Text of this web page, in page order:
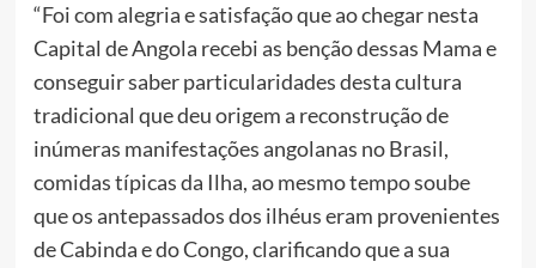
“Foi com alegria e satisfação que ao chegar nesta
Capital de Angola recebi as benção dessas Mama e
conseguir saber particularidades desta cultura
tradicional que deu origem a reconstrução de
inúmeras manifestações angolanas no Brasil,
comidas típicas da Ilha, ao mesmo tempo soube
que os antepassados dos ilhéus eram provenientes
de Cabinda e do Congo, clarificando que a sua